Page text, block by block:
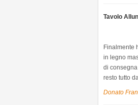
Tavolo
Finalmente
in legno
di
resto tutto
Donato